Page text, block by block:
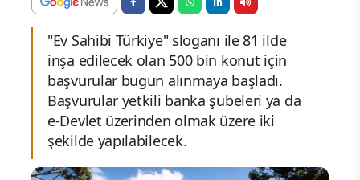
"Ev Sahibi Türkiye" sloganı ile 81 ilde
inşa edilecek olan 500 bin konut için
başvurular bugün alınmaya başladı.
Başvurular yetkili banka şubeleri ya da
e-Devlet üzerinden olmak üzere iki
şekilde yapılabilecek.